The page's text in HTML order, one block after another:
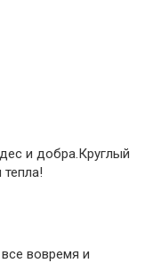
и добра.Круглый
вовремя и